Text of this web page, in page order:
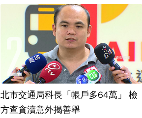
北市交通局科長「帳戶多64萬」 檢
方查貪瀆意外揭善舉